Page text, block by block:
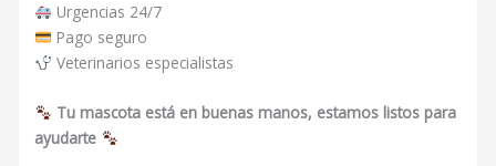
Urgencias 24/7
Pago seguro
Veterinarios especialistas
Tu mascota está en buenas manos, estamos listos para
ayudarte